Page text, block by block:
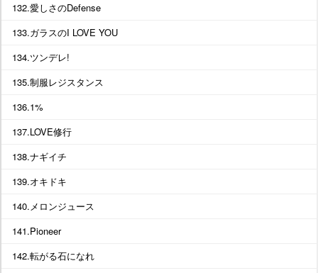
132.愛しさのDefense
133.ガラスのI LOVE YOU
134.ツンデレ!
135.制服レジスタンス
136.1%
137.LOVE修行
138.ナギイチ
139.オキドキ
140.メロンジュース
141.Pioneer
142.転がる石になれ